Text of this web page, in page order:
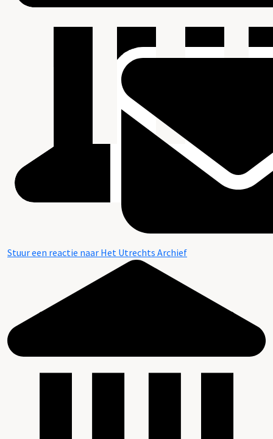
Stuur een reactie naar Het Utrechts Archief